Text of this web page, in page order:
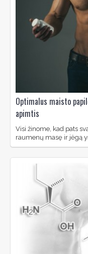
Optimalus maisto
apimtis
Visi žinome, kad pats
raumenų masę ir jėgą